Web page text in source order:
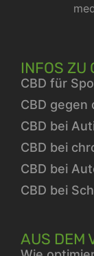
INFOS ZU
CBD für
CBD gegen
CBD bei
CBD bei
CBD bei
CBD bei
AUS DEM